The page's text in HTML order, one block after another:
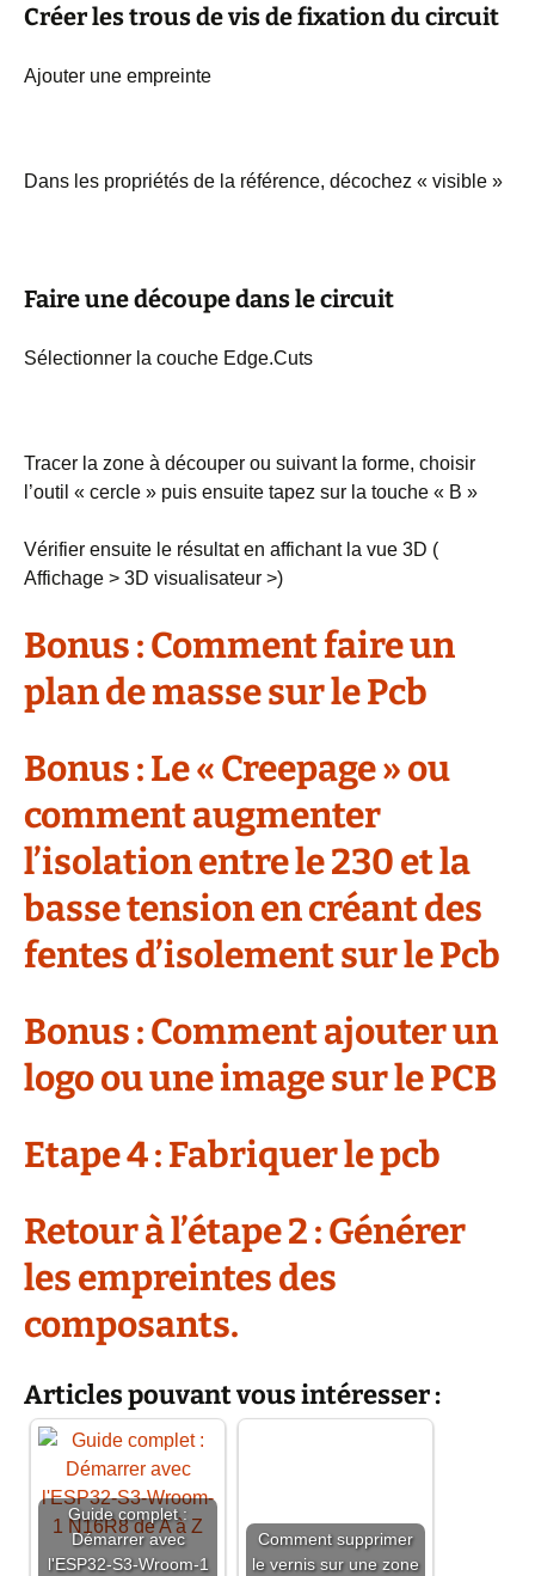
Créer les trous de vis de fixation du circuit
Ajouter une empreinte
Dans les propriétés de la référence, décochez « visible »
Faire une découpe dans le circuit
Sélectionner la couche Edge.Cuts
Tracer la zone à découper ou suivant la forme, choisir
l’outil « cercle » puis ensuite tapez sur la touche « B »
Vérifier ensuite le résultat en affichant la vue 3D (
Affichage > 3D visualisateur >)
Bonus : Comment faire un
plan de masse sur le Pcb
Bonus : Le « Creepage » ou
comment augmenter
l’isolation entre le 230 et la
basse tension en créant des
fentes d’isolement sur le Pcb
Bonus : Comment ajouter un
logo ou une image sur le PCB
Etape 4 : Fabriquer le pcb
Retour à l’étape 2 : Générer
les empreintes des
composants.
Articles pouvant vous intéresser :
Guide complet :
Démarrer avec
l'ESP32-S3-Wroom-1
Comment supprimer
le vernis sur une zone